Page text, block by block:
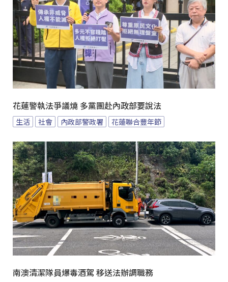
花蓮警執法爭議燒 多黨團赴內政部要說法
生活 社會 內政部警政署 花蓮聯合豐年節
南澳清潔隊員爆毒酒駕 移送法辦調職務